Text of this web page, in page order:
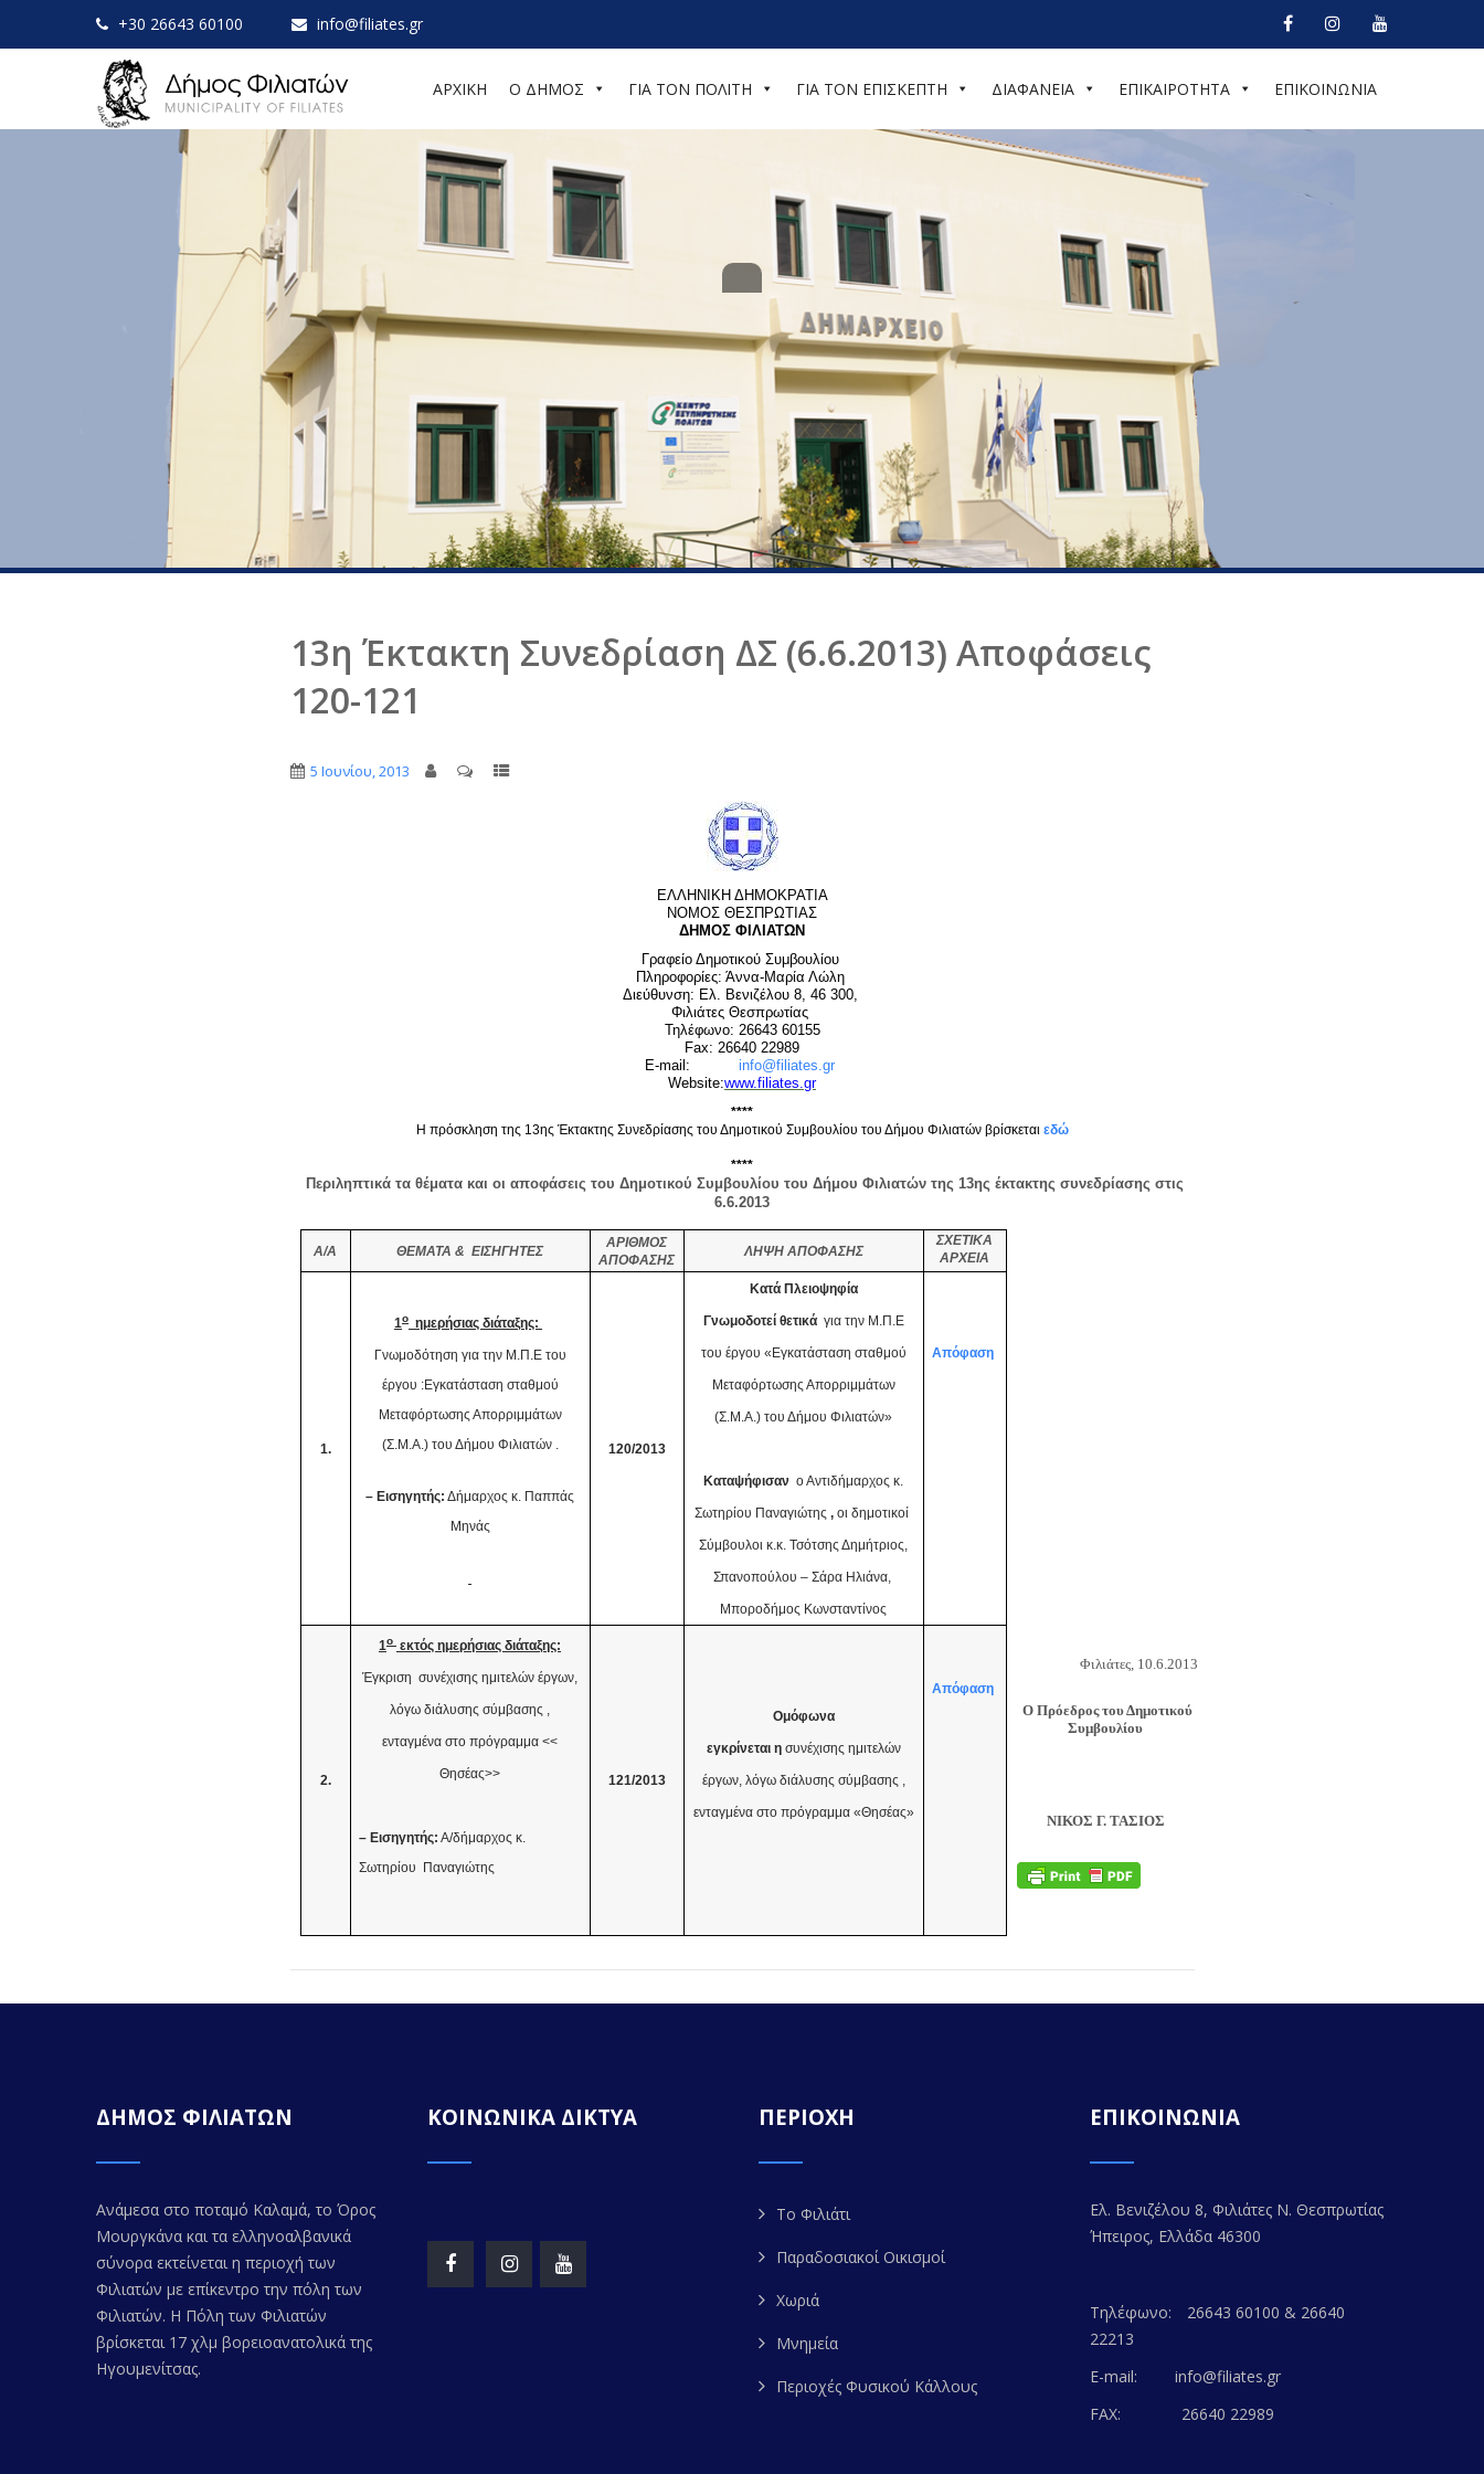
+30 26643 60100 info@filiates.gr
ΑΡΧΙΚΗ Ο ΔΗΜΟΣ ΓΙΑ ΤΟΝ ΠΟΛΙΤΗ ΓΙΑ ΤΟΝ ΕΠΙΣΚΕΠΤΗ ΔΙΑΦΑΝΕΙΑ ΕΠΙΚΑΙΡΟΤΗΤΑ ΕΠΙΚΟΙΝΩΝΙΑ
13η Έκτακτη Συνεδρίαση ΔΣ (6.6.2013) Αποφάσεις
120-121
5 Ιουνίου, 2013
ΕΛΛΗΝΙΚΗ ΔΗΜΟΚΡΑΤΙΑ
ΝΟΜΟΣ ΘΕΣΠΡΩΤΙΑΣ
ΔΗΜΟΣ ΦΙΛΙΑΤΩΝ
Γραφείο Δημοτικού Συμβουλίου
Πληροφορίες: Άννα-Μαρία Λώλη
Διεύθυνση: Ελ. Βενιζέλου 8, 46 300,
Φιλιάτες Θεσπρωτίας
Τηλέφωνο: 26643 60155
Fax: 26640 22989
E-mail:
info@filiates.gr
Website:www.filiates.gr
****
Η πρόσκληση της 13ης Έκτακτης Συνεδρίασης του Δημοτικού Συμβουλίου του Δήμου Φιλιατών βρίσκεται εδώ
****
Περιληπτικά τα θέματα και οι αποφάσεις του Δημοτικού Συμβουλίου του Δήμου Φιλιατών της 13ης έκτακτης συνεδρίασης στις
6.6.2013
Α/Α ΘΕΜΑΤΑ & ΕΙΣΗΓΗΤΕΣ
ΑΡΙΘΜΟΣ
ΑΠΟΦΑΣΗΣ
ΛΗΨΗ ΑΠΟΦΑΣΗΣ
ΣΧΕΤΙΚΑ
ΑΡΧΕΙΑ
1.
1ο ημερήσιας διάταξης:
Γνωμοδότηση για την Μ.Π.Ε του
έργου :Εγκατάσταση σταθμού
Μεταφόρτωσης Απορριμμάτων
(Σ.Μ.Α.) του Δήμου Φιλιατών .
– Εισηγητής: Δήμαρχος κ. Παππάς
Μηνάς
120/2013
Κατά Πλειοψηφία
Γνωμοδοτεί θετικά για την Μ.Π.Ε
του έργου «Εγκατάσταση σταθμού
Μεταφόρτωσης Απορριμμάτων
(Σ.Μ.Α.) του Δήμου Φιλιατών»
Καταψήφισαν ο Αντιδήμαρχος κ.
Σωτηρίου Παναγιώτης , οι δημοτικοί
Σύμβουλοι κ.κ. Τσότσης Δημήτριος,
Σπανοπούλου – Σάρα Ηλιάνα,
Μποροδήμος Κωνσταντίνος
Απόφαση
2.
1ο εκτός ημερήσιας διάταξης:
Έγκριση συνέχισης ημιτελών έργων,
λόγω διάλυσης σύμβασης ,
ενταγμένα στο πρόγραμμα <<
Θησέας>>
– Εισηγητής: Α/δήμαρχος κ.
Σωτηρίου Παναγιώτης
121/2013
Ομόφωνα
εγκρίνεται η συνέχισης ημιτελών
έργων, λόγω διάλυσης σύμβασης ,
ενταγμένα στο πρόγραμμα «Θησέας»
Απόφαση
Φιλιάτες, 10.6.2013
Ο Πρόεδρος του Δημοτικού
Συμβουλίου
ΝΙΚΟΣ Γ. ΤΑΣΙΟΣ
ΔΗΜΟΣ ΦΙΛΙΑΤΩΝ
Ανάμεσα στο ποταμό Καλαμά, το Όρος
Μουργκάνα και τα ελληνοαλβανικά
σύνορα εκτείνεται η περιοχή των
Φιλιατών με επίκεντρο την πόλη των
Φιλιατών. Η Πόλη των Φιλιατών
βρίσκεται 17 χλμ βορειοανατολικά της
Ηγουμενίτσας.
ΚΟΙΝΩΝΙΚΑ ΔΙΚΤΥΑ ΠΕΡΙΟΧΗ
Το Φιλιάτι
Παραδοσιακοί Οικισμοί
Χωριά
Μνημεία
Περιοχές Φυσικού Κάλλους
ΕΠΙΚΟΙΝΩΝΙΑ
Ελ. Βενιζέλου 8, Φιλιάτες Ν. Θεσπρωτίας
Ήπειρος, Ελλάδα 46300
Τηλέφωνο:
26643 60100 & 26640
22213
E-mail:
info@filiates.gr
FAX:
26640 22989